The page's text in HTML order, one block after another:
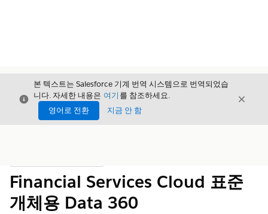
닫기
본 텍스트는 Salesforce 기계 번역 시스템으로 번역되었습
니다. 자세한 내용은 여기 를 참조하세요.
영어로 전환
지금 안 함
닫기
Financial Services Cloud 표준
개체용 Data 360